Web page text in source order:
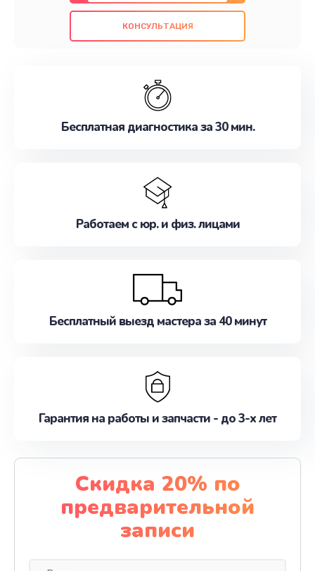
также гарантируем качество всех
проведенных работ. Наша цель - предоставить
наилучшим образом. Не медлите записаться на
КОНСУЛЬТАЦИЯ
Бесплатная диагностика за 30 мин.
Работаем с юр. и физ. лицами
Бесплатный выезд мастера за 40 минут
Гарантия на работы и запчасти - до 3-х лет
Скидка 20% по
предварительной
записи